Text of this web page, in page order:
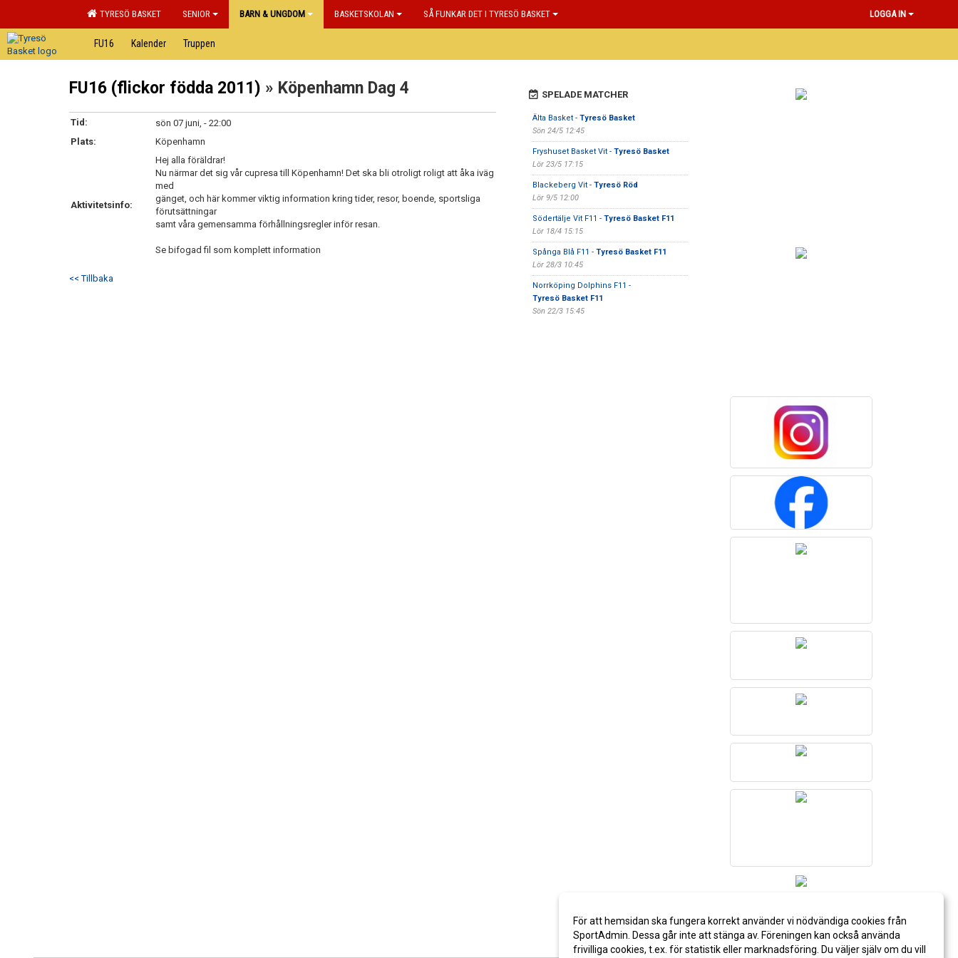
TYRESÖ BASKET SENIOR BARN & UNGDOM BASKETSKOLAN SÅ FUNKAR DET I TYRESÖ BASKET LOGGA IN
FU16 Kalender Truppen
FU16 (flickor födda 2011) » Köpenhamn Dag 4
Tid:
sön 07 juni, - 22:00
Plats:
Köpenhamn
Aktivitetsinfo:
Hej alla föräldrar!
Nu närmar det sig vår cupresa till Köpenhamn! Det ska bli otroligt roligt att åka iväg
med
gänget, och här kommer viktig information kring tider, resor, boende, sportsliga
förutsättningar
samt våra gemensamma förhållningsregler inför resan.
Se bifogad fil som komplett information
<< Tillbaka
SPELADE MATCHER
Älta Basket - Tyresö Basket
Sön 24/5 12:45
Fryshuset Basket Vit - Tyresö Basket
Lör 23/5 17:15
Blackeberg Vit - Tyresö Röd
Lör 9/5 12:00
Södertälje Vit F11 - Tyresö Basket F11
Lör 18/4 15:15
Spånga Blå F11 - Tyresö Basket F11
Lör 28/3 10:45
Norrköping Dolphins F11 -
Tyresö Basket F11
Sön 22/3 15:45
För att hemsidan ska fungera korrekt använder vi nödvändiga cookies från
SportAdmin. Dessa går inte att stänga av. Föreningen kan också använda
frivilliga cookies, t.ex. för statistik eller marknadsföring. Du väljer själv om du vill